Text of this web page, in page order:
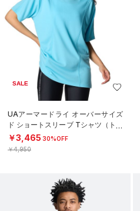
SALE
UAアーマードライ オーバーサイズ
ド ショートスリーブ Tシャツ（トレ
ーニング/WOMEN）
￥3,465 30%OFF
￥4,950